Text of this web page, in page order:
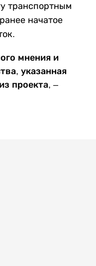
транспортным
начатое
мнения и
указанная
проекта, –